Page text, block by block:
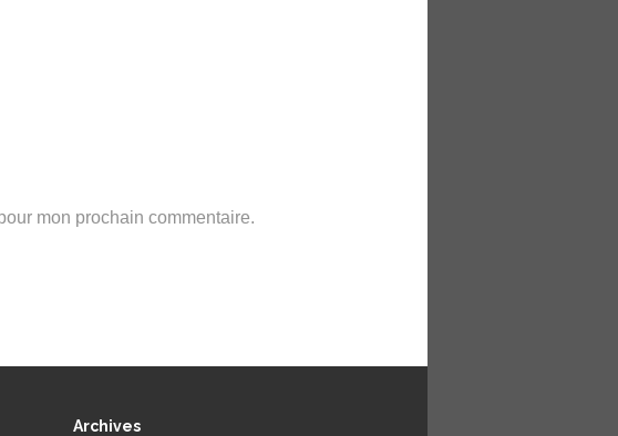
mon prochain commentaire.
Archives